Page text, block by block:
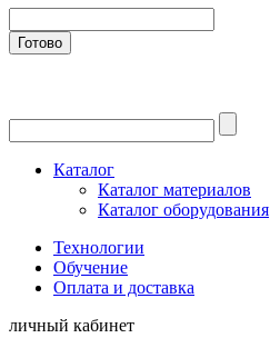
Готово
Каталог
Каталог материалов
Каталог оборудования
Технологии
Обучение
Оплата и доставка
личный кабинет